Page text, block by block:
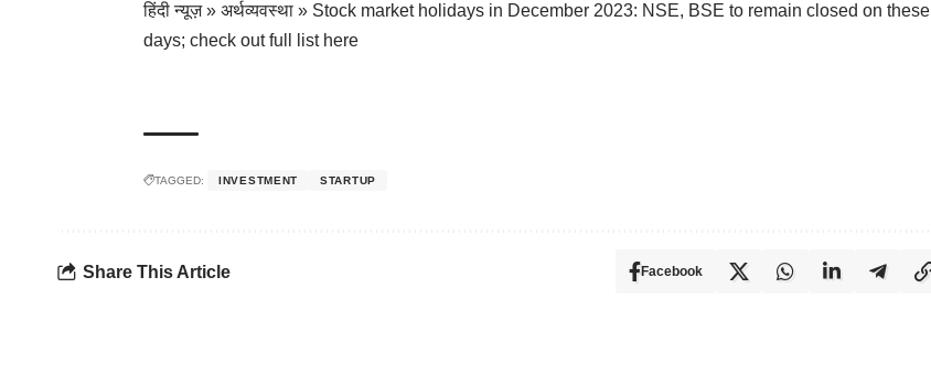
हिंदी न्यूज़» अर्थव्यवस्था » Stock market holidays in December 2023: NSE, BSE to remain closed on these
days; check out full list here
TAGGED: INVESTMENT STARTUP
Share This Article Facebook